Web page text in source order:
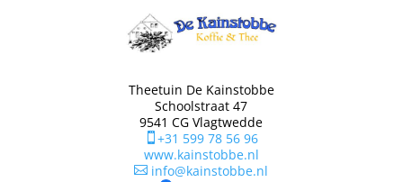
Theetuin De Kainstobbe
Schoolstraat 47
9541 CG Vlagtwedde
+31 599 78 56 96
www.kainstobbe.nl
 info@kainstobbe.nl